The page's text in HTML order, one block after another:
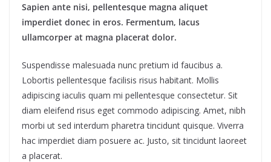
Sapien ante nisi, pellentesque magna aliquet
imperdiet donec in eros. Fermentum, lacus
ullamcorper at magna placerat dolor.
Suspendisse malesuada nunc pretium id faucibus a.
Lobortis pellentesque facilisis risus habitant. Mollis
adipiscing iaculis quam mi pellentesque consectetur. Sit
diam eleifend risus eget commodo adipiscing. Amet, nibh
morbi ut sed interdum pharetra tincidunt quisque. Viverra
hac imperdiet diam posuere ac. Justo, sit tincidunt laoreet
a placerat.